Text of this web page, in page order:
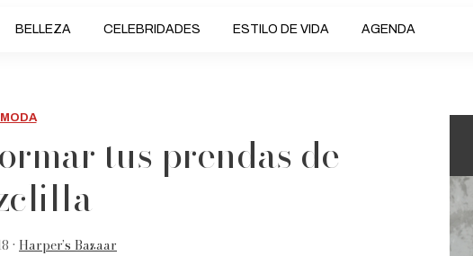
BELLEZA CELEBRIDADES ESTILO DE VIDA AGENDA
MODA
tus prendas de
• Harper’s Bazaar